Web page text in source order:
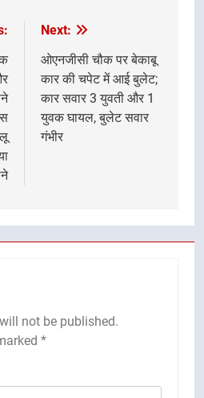
Next:
ओएनजीसी चौक पर बेकाबू
कार की चपेट में आई बुलेट;
कार सवार 3 युवती और 1
युवक घायल, बुलेट सवार
गंभीर
not be published.
*